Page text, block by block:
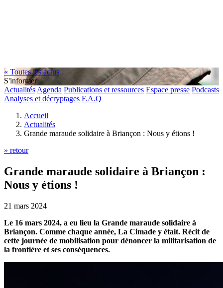
« Toutes les actus
S'informer
Actualités Agenda Publications et ressources Espace presse Podcasts
Analyses et décryptages F.A.Q
Accueil
Actualités
Grande maraude solidaire à Briançon : Nous y étions !
» retour
Grande maraude solidaire à Briançon :
Nous y étions !
21 mars 2024
Le 16 mars 2024, a eu lieu la Grande maraude solidaire à
Briançon. Comme chaque année, La Cimade y était. Récit de
cette journée de mobilisation pour dénoncer la militarisation de
la frontière et ses conséquences.